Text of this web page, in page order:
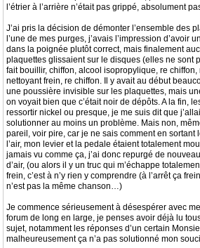
l’étrier à l’arrière n’était pas grippé, absolument
J’ai pris la décision de démonter l’ensemble des
l’une de mes purges, j’avais l’impression d’avoir
dans la poignée plutôt correct, mais finalement
plaquettes glissaient sur le disques (elles ne sont
fait bouillir, chiffon, alcool isopropylique, re chiffon,
nettoyant frein, re chiffon. Il y avait au début
une poussière invisible sur les plaquettes, mais
on voyait bien que c’était noir de dépôts. A la fin,
ressortir nickel ou presque, je me suis dit que
solutionner au moins un problème. Mais non,
pareil, voir pire, car je ne sais comment en sortant
l’air, mon levier et la pedale étaient totalement
jamais vu comme ça, j’ai donc repurgé de
d’air, (ou alors il y un truc qui m’échappe
frein, c’est à n’y rien y comprendre (à l’arrêt ça
n’est pas la même chanson…)
Je commence sérieusement à désespérer avec
forum de long en large, je penses avoir déjà lu
sujet, notamment les réponses d’un certain
malheureusement ça n’a pas solutionné mon